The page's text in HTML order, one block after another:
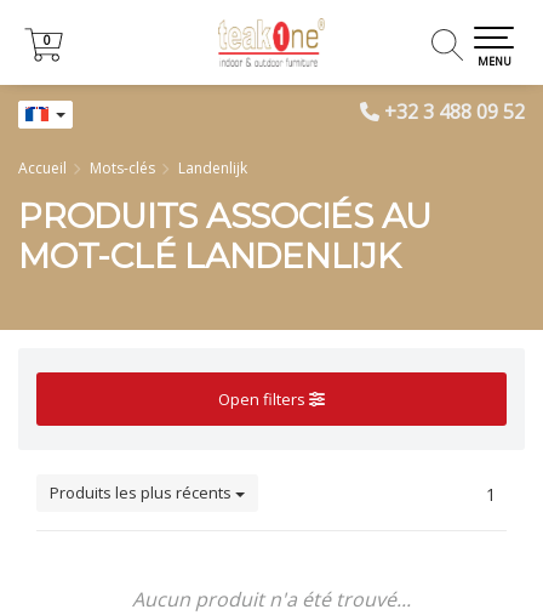
+32 3 488 09 52
0
0
MENU
Accueil Mots-clés Landenlijk
PRODUITS ASSOCIÉS AU
MOT-CLÉ LANDENLIJK
Open filters
Produits les plus récents 1
Aucun produit n'a été trouvé...